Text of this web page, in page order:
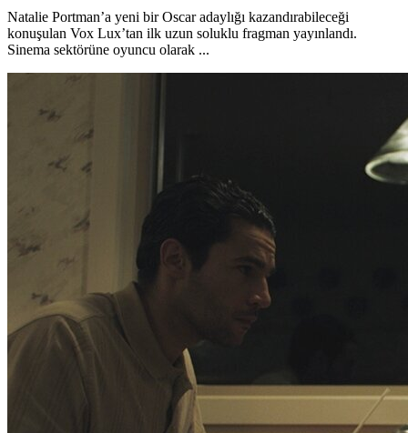
Natalie Portman’a yeni bir Oscar adaylığı kazandırabileceği
konuşulan Vox Lux’tan ilk uzun soluklu fragman yayınlandı.
Sinema sektörüne oyuncu olarak ...